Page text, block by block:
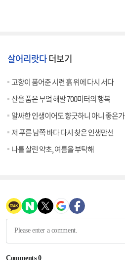
살어리랏다더보기
고향이 품어준 시련 흙 위에 다시 서다
산을 품은 부엌 해발 700미터의 행복
알싸한 인생이어도 향긋하니 아니 좋은가
저 푸른 남쪽 바다 다시 찾은 인생만선
나를 살린 약초, 여름을 부탁해